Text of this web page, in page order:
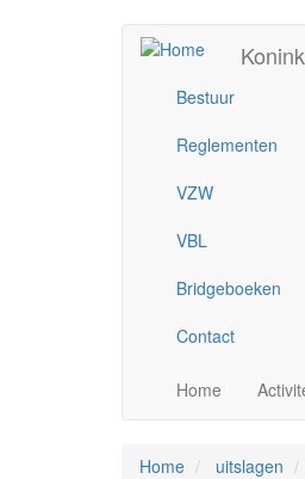
User
account
menu
Bestuur
Reglementen
VZW
VBL
Bridgeboeken
Contact
Main
Home
Home uitslagen